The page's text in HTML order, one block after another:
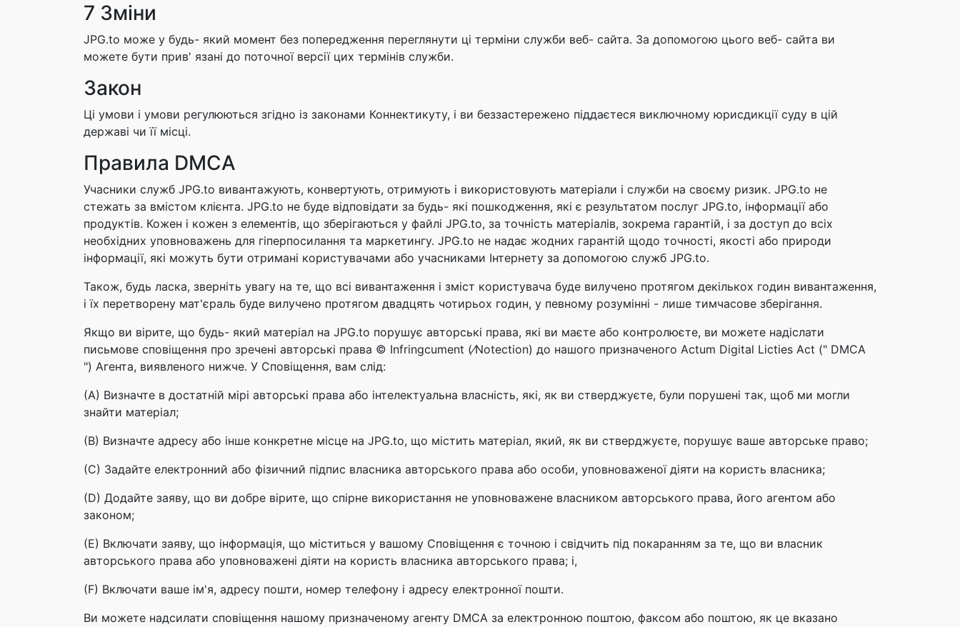
7 Зміни
JPG.to може у будь- який момент без попередження переглянути ці терміни служби веб- сайта. За допомогою цього веб- сайта ви
можете бути прив' язані до поточної версії цих термінів служби.
Закон
Ці умови і умови регулюються згідно із законами Коннектикуту, і ви беззастережено піддаєтеся виключному юрисдикції суду в цій
державі чи її місці.
Правила DMCA
Учасники служб JPG.to вивантажують, конвертують, отримують і використовують матеріали і служби на своєму ризик. JPG.to не
стежать за вмістом клієнта. JPG.to не буде відповідати за будь- які пошкодження, які є результатом послуг JPG.to, інформації або
продуктів. Кожен і кожен з елементів, що зберігаються у файлі JPG.to, за точність матеріалів, зокрема гарантій, і за доступ до всіх
необхідних уповноважень для гіперпосилання та маркетингу. JPG.to не надає жодних гарантій щодо точності, якості або природи
інформації, які можуть бути отримані користувачами або учасниками Інтернету за допомогою служб JPG.to.
Також, будь ласка, зверніть увагу на те, що всі вивантаження і зміст користувача буде вилучено протягом декількох годин вивантаження,
і їх перетворену мат'єраль буде вилучено протягом двадцять чотирьох годин, у певному розумінні - лише тимчасове зберігання.
Якщо ви вірите, що будь- який матеріал на JPG.to порушує авторські права, які ви маєте або контролюєте, ви можете надіслати
письмове сповіщення про зречені авторські права © Infringcument (⁄Notection) до нашого призначеного Actum Digital Licties Act (" DMCA
") Агента, виявленого нижче. У Сповіщення, вам слід:
(А) Визначте в достатній мірі авторські права або інтелектуальна власність, які, як ви стверджуєте, були порушені так, щоб ми могли
знайти матеріал;
(B) Визначте адресу або інше конкретне місце на JPG.to, що містить матеріал, який, як ви стверджуєте, порушує ваше авторське право;
(C) Задайте електронний або фізичний підпис власника авторського права або особи, уповноваженої діяти на користь власника;
(D) Додайте заяву, що ви добре вірите, що спірне використання не уповноважене власником авторського права, його агентом або
законом;
(Е) Включати заяву, що інформація, що міститься у вашому Сповіщення є точною і свідчить під покаранням за те, що ви власник
авторського права або уповноважені діяти на користь власника авторського права; і,
(F) Включати ваше ім'я, адресу пошти, номер телефону і адресу електронної пошти.
Ви можете надсилати сповіщення нашому призначеному агенту DMCA за електронною поштою, факсом або поштою, як це вказано